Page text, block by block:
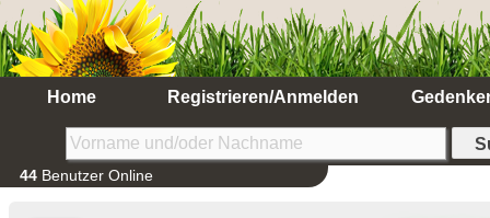
Home Registrieren/Anmelden
44 Benutzer Online